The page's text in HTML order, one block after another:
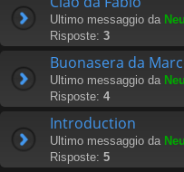
Ultimo messaggio da
Risposte: 3
Buonasera da
Ultimo messaggio da
Risposte: 4
Introduction
Ultimo messaggio da
Risposte: 5